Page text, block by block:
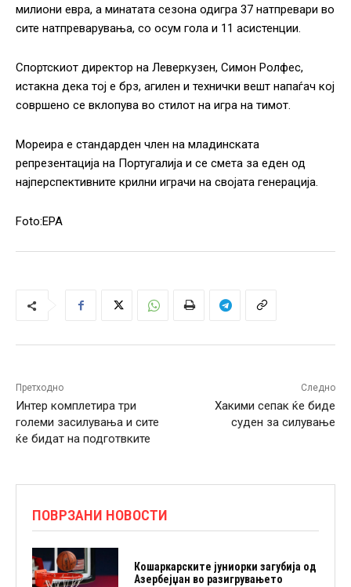
милиони евра, а минатата сезона одигра 37 натпревари во
сите натпреварувања, со осум гола и 11 асистенции.
Спортскиот директор на Леверкузен, Симон Ролфес,
истакна дека тој е брз, агилен и технички вешт напаѓач кој
совршено се вклопува во стилот на игра на тимот.
Мореира е стандарден член на младинската
репрезентација на Португалија и се смета за еден од
најперспективните крилни играчи на својата генерација.
Foto:EPA
Претходно
Интер комплетира три
големи засилувања и сите
ќе бидат на подготвките
Следно
Хакими сепак ќе биде
суден за силување
ПОВРЗАНИ НОВОСТИ
Кошаркарските јуниорки загубија од
Азербејџан во разигрувањето